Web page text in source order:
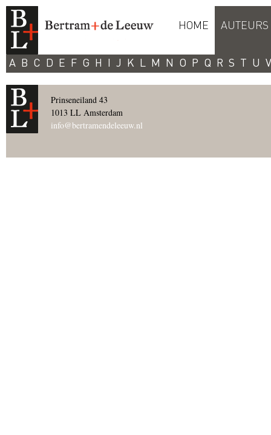
HOME AUTEURS
A B C D E F G H I J K L M N O P Q R S T U V
Prinseneiland 43
1013 LL Amsterdam
info@bertramendeleeuw.nl